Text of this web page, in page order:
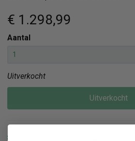
€ 1.298,99
Aantal
Uitverkocht
Uitverkocht